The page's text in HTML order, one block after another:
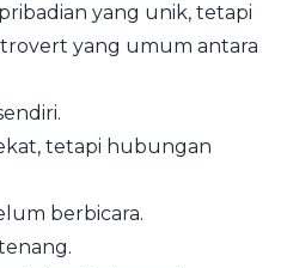
yang unik, tetapi
yang umum antara
tetapi hubungan
berbicara.